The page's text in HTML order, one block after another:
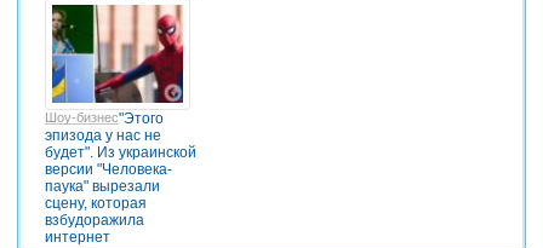
Шоу-бизнес"Этого
эпизода у нас не
будет". Из украинской
версии "Человека-
паука" вырезали
сцену, которая
взбудоражила
интернет